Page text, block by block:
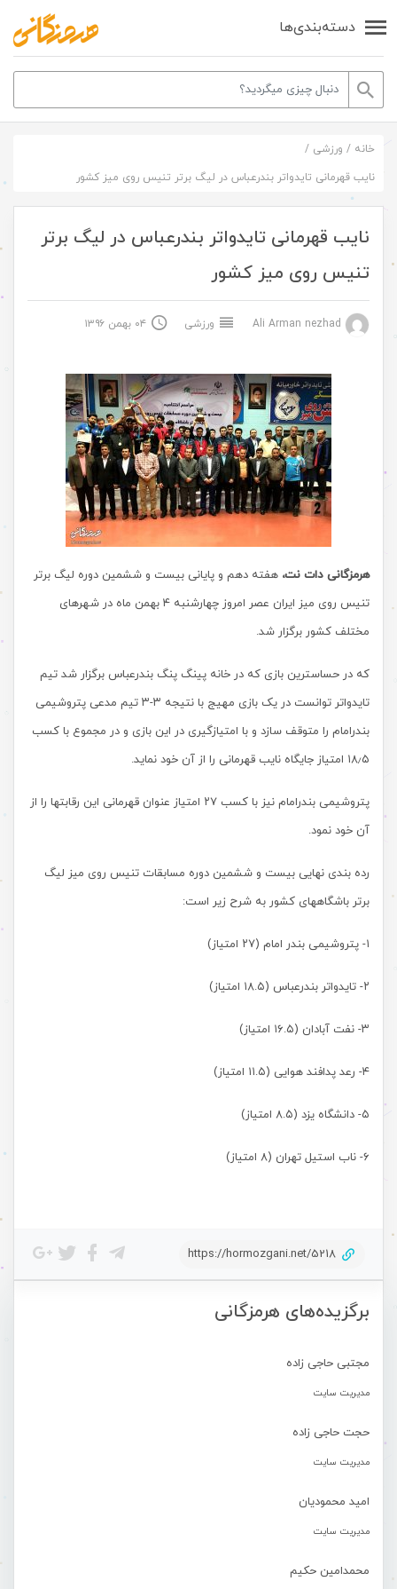
دسته‌بندی‌ها
برگزیده‌های هرمزگانی
مجتبی حاجی زاده
مدیریت سایت
حجت حاجی زاده
مدیریت سایت
امید محمودیان
مدیریت سایت
محمدامین حکیم
خانه / ورزشی /
نایب قهرمانی تایدواتر بندرعباس در لیگ برتر تنیس روی میز کشور
نایب قهرمانی تایدواتر بندرعباس در لیگ برتر
تنیس روی میز کشور
ورزشی ۰۴ بهمن ۱۳۹۶
هرمزگانی دات نت، هفته دهم و پایانی بیست و ششمین دوره لیگ برتر
تنیس روی میز ایران عصر امروز چهارشنبه ۴ بهمن ماه در شهرهای
مختلف کشور برگزار شد.
که در حساسترین بازی که در خانه پینگ پنگ بندرعباس برگزار شد تیم
تایدواتر توانست در یک بازی مهیج با نتیجه ۳-۳ تیم مدعی پتروشیمی
بندرامام را متوقف سازد و با امتیازگیری در این بازی و در مجموع با کسب
۱۸٫۵ امتیاز جایگاه نایب قهرمانی را از آن خود نماید.
پتروشیمی بندرامام نیز با کسب ۲۷ امتیاز عنوان قهرمانی این رقابتها را از
آن خود نمود.
رده بندی نهایی بیست و ششمین دوره مسابقات تنیس روی میز لیگ
برتر باشگاههای کشور به شرح زیر است:
۱- پتروشیمی بندر امام (۲۷ امتیاز)
۲- تایدواتر بندرعباس (۱۸.۵ امتیاز)
۳- نفت آبادان (۱۶.۵ امتیاز)
۴- رعد پدافند هوایی (۱۱.۵ امتیاز)
۵- دانشگاه یزد (۸.۵ امتیاز)
۶- ناب استیل تهران (۸ امتیاز)
https://hormozgani.net/5218